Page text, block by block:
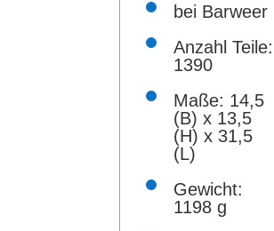
bei Barweer
Anzahl Teile:
1390
Maße: 14,5
(B) x 13,5
(H) x 31,5
(L)
Gewicht:
1198 g